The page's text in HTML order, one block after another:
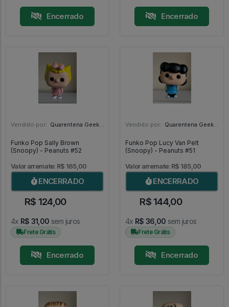
Encerrado Encerrado
Vendido por: Quarentena Geek Store - SP
Funko Pop Sally Brown
(Snoopy) - Peanuts #52
Valor arremate: R$ 165,00
ENCERRADO
R$ 124,00
4x R$ 31,00 sem juros
Frete Grátis
Encerrado
Vendido por: Quarentena Geek Store - SP
Funko Pop Lucy Van Pelt
(Snoopy) - Peanuts #51
Valor arremate: R$ 185,00
ENCERRADO
R$ 144,00
4x R$ 36,00 sem juros
Frete Grátis
Encerrado